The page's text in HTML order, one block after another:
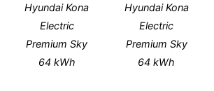
Hyundai Kona
Electric
Premium Sky
64 kWh
Hyundai Kona
Electric
Premium Sky
64 kWh